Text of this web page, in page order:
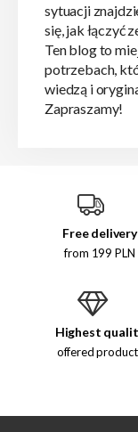
sytuacji
się, jak łączyć
Ten blog to
potrzebach,
wiedzą i
Zapraszamy!
Free delivery
from 199 PLN
Highest
offered